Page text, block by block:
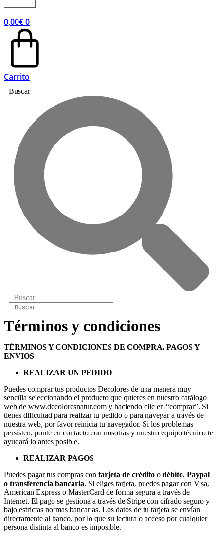
0,00€0
Carrito
Buscar
Buscar
Términos y condiciones
TÉRMINOS Y CONDICIONES DE COMPRA, PAGOS Y
ENVIOS
REALIZAR UN PEDIDO
Puedes comprar tus productos Decolores de una manera muy
sencilla seleccionando el producto que quieres en nuestro catálogo
web de www.decoloresnatur.com y haciendo clic en “comprar”. Si
tienes dificultad para realizar tu pedido o para navegar a través de
nuestra web, por favor reinicia tu navegador. Si los problemas
persisten, ponte en contacto con nosotras y nuestro equipo técnico te
ayudará lo antes posible.
REALIZAR PAGOS
Puedes pagar tus compras con tarjeta de crédito o débito, Paypal
o transferencia bancaria. Si eliges tarjeta, puedes pagar con Visa,
American Express o MasterCard de forma segura a través de
Internet. El pago se gestiona a través de Stripe con cifrado seguro y
bajo estrictas normas bancarias. Los datos de tu tarjeta se envían
directamente al banco, por lo que su lectura o acceso por cualquier
persona distinta al banco es imposible.